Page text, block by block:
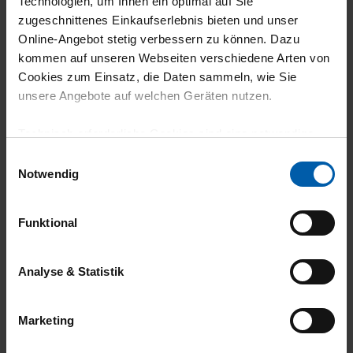
zugeschnittenes Einkaufserlebnis bieten und unser
Online-Angebot stetig verbessern zu können. Dazu
kommen auf unseren Webseiten verschiedene Arten von
Cookies zum Einsatz, die Daten sammeln, wie Sie
unsere Angebote auf welchen Geräten nutzen.
grundlegende Funktionen wie etwa zur Auswahl und
gewährleisten.
Für die Darstellung personalisierter Angebote, Anzeigen
und Inhalte aufgrund Ihres Nutzerverhaltens und Ihres
Zwecke zur Analyse und Optimierung unserer
Notwendig
Funktional
Analyse & Statistik
Marketing
climate-neutral
shipping
Family business